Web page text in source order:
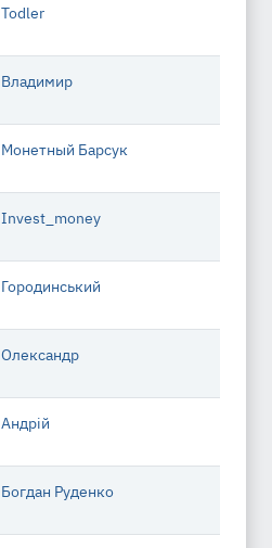
Todler
Владимир
Монетный Барсук
Invest_money
Городинський
Олександр
Андрій
Богдан Руденко